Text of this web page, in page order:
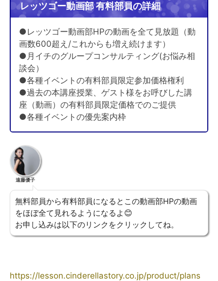
レッツゴー動画部 有料部員の詳細
●レッツゴー動画部HPの動画を全て見放題（動
画数600超え/これからも増え続けます）
●月イチのグループコンサルティング(お悩み相
談会）
●各種イベントの有料部員限定参加価格権利
●過去の本講座授業、ゲスト様をお呼びした講
座（動画）の有料部員限定価格でのご提供
●各種イベントの優先案内枠
遠藤優子
無料部員から有料部員になるとこの動画部HPの動画
をほぼ全て見れるようになるよ😊
お申し込みは以下のリンクをクリックしてね。
https://lesson.cinderellastory.co.jp/product/plans